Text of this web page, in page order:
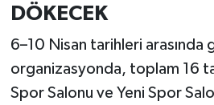
DÖKECEK
6–10 Nisan tarihleri
organizasyonda, toplam 16
Spor Salonu ve Yeni Spor
Rüya Tabirleri